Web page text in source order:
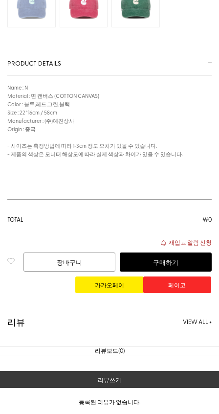
PRODUCT DETAILS
Name : N
Material : 면 캔버스 (COTTON CANVAS)
Color : 블루,레드,그린,블랙
Size : 22*16cm / 58cm
Manufacturer : (주)예진상사
Origin : 중국
- 사이즈는 측정방법에 따라 1~3cm 정도 오차가 있을 수 있습니다.
- 제품의 색상은 모니터 해상도에 따라 실제 색상과 차이가 있을 수 있습니다.
TOTAL ￦0
재입고 알림 신청
장바구니 구매하기
리뷰 VIEW ALL +
리뷰보드(0)
리뷰쓰기
등록된 리뷰가 없습니다.